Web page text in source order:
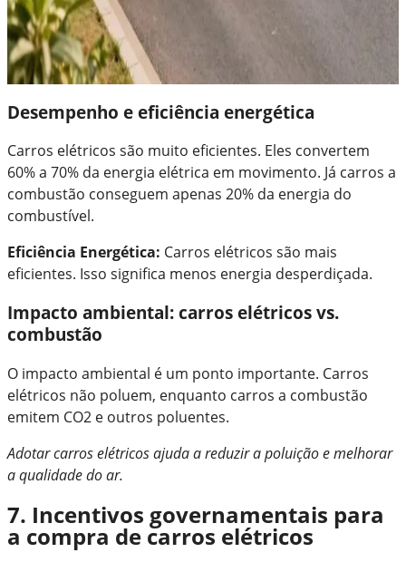
Desempenho e eficiência energética
Carros elétricos são muito eficientes. Eles convertem
60% a 70% da energia elétrica em movimento. Já carros a
combustão conseguem apenas 20% da energia do
combustível.
Eficiência Energética: Carros elétricos são mais
eficientes. Isso significa menos energia desperdiçada.
Impacto ambiental: carros elétricos vs.
combustão
O impacto ambiental é um ponto importante. Carros
elétricos não poluem, enquanto carros a combustão
emitem CO2 e outros poluentes.
Adotar carros elétricos ajuda a reduzir a poluição e melhorar
a qualidade do ar.
7. Incentivos governamentais para
a compra de carros elétricos